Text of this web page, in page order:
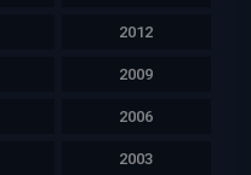
2012
2009
2006
2003